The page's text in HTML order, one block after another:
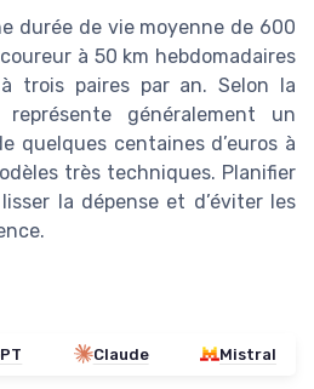
durée de vie moyenne de 600
à 50 km hebdomadaires
trois paires par an. Selon la
généralement un
quelques centaines d’euros à
très techniques. Planifier
la dépense et d’éviter les
Claude Mistral